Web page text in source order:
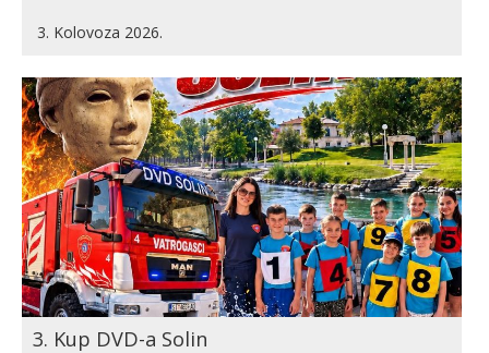
3. Kolovoza 2026.
3. Kup DVD-a Solin